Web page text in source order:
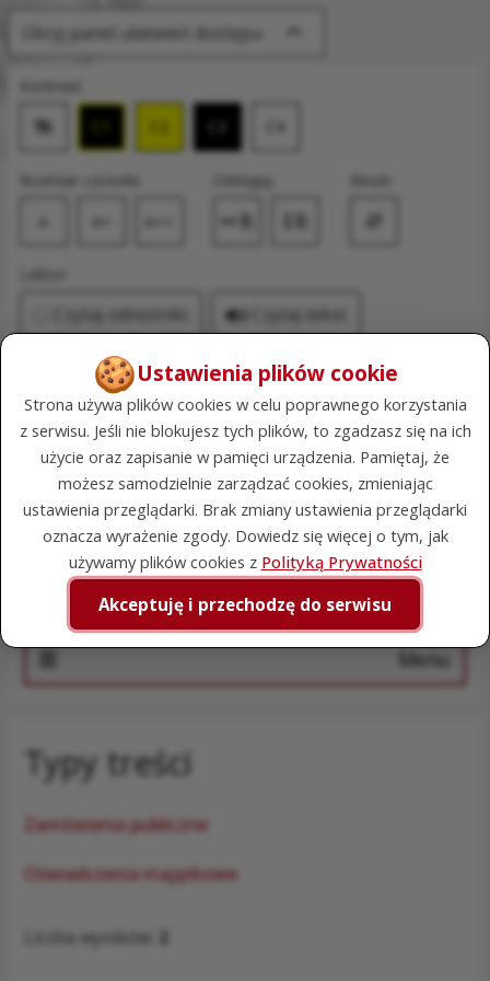
Ukryj panel ułatwień dostępu
Kontrast:
Zmień kontrast na domyślny
Odstępy:
Zmień odstęp między literami
Zmień interlinię i margines
Przywróć
Czytaj odnośniki
do stron i plików Czytaj tekst
developer - Leuschke, Hansen
and Stroman
Wyszukiwarka
Menu
Typy treści
Zamówienia publiczne
Oświadczenia majątkowe
Liczba wyników:
🍪Ustawienia plików cookie
Strona używa plików cookies w celu poprawnego korzystania
z serwisu. Jeśli nie blokujesz tych plików, to zgadzasz się na ich
użycie oraz zapisanie w pamięci urządzenia. Pamiętaj, że
możesz samodzielnie zarządzać cookies, zmieniając
ustawienia przeglądarki. Brak zmiany ustawienia przeglądarki
oznacza wyrażenie zgody. Dowiedz się więcej o tym, jak
używamy plików cookies z Polityką Prywatności
Akceptuję i przechodzę do serwisu